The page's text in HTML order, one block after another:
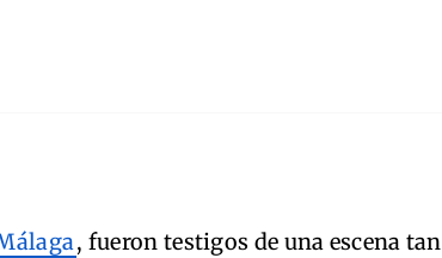
, fueron testigos de una escena tan